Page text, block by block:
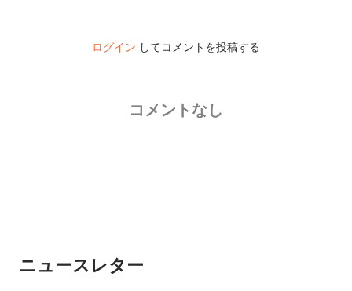
ログイン してコメントを投稿する
コメントなし
ニュースレター